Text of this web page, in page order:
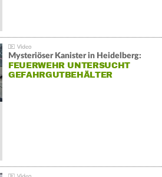
Mysteriöser Kanister in Heidelberg:
FEUERWEHR UNTERSUCHT
GEFAHRGUTBEHÄLTER